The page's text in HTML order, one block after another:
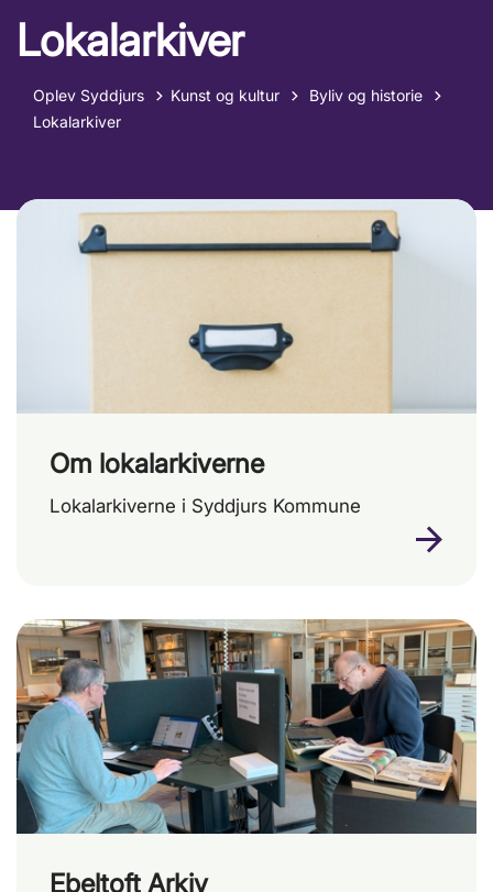
Lokalarkiver
Oplev Syddjurs Kunst og kultur Tilbage til
Byliv og historie
Lokalarkiver
Om lokalarkiverne
Lokalarkiverne i Syddjurs Kommune
Ebeltoft Arkiv